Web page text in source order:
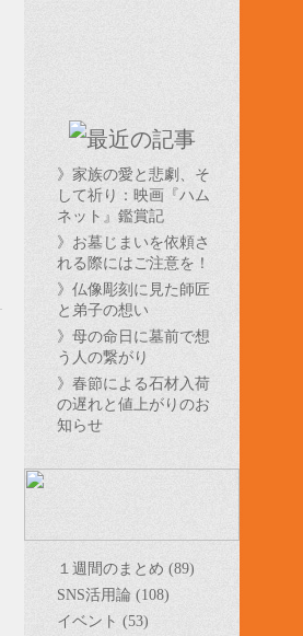
》家族の愛と悲劇、そ
して祈り：映画『ハム
ネット』鑑賞記
》お墓じまいを依頼さ
れる際にはご注意を！
》仏像彫刻に見た師匠
と弟子の想い
》母の命日に墓前で想
う人の繋がり
》春節による石材入荷
の遅れと値上がりのお
知らせ
１週間のまとめ (89)
SNS活用論 (108)
イベント (53)